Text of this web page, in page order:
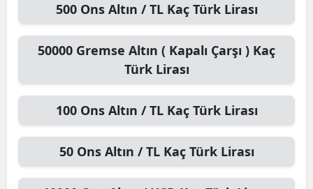
500 Ons Altın / TLKaç Türk Lirası
50000 Gremse Altın ( Kapalı Çarşı ) Kaç
Türk Lirası
100 Ons Altın / TLKaç Türk Lirası
50 Ons Altın / TLKaç Türk Lirası